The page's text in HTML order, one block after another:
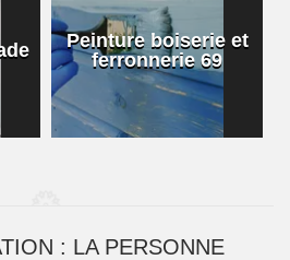
Peinture boiserie et
ferronnerie 69
: LA PERSONNE